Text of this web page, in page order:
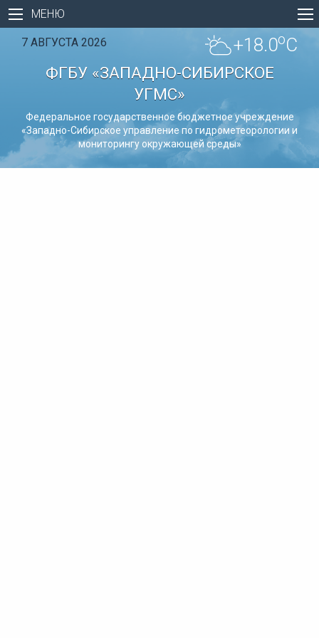
МЕНЮ
7 АВГУСТА 2026 +18.0oC
ФГБУ «ЗАПАДНО-СИБИРСКОЕ
УГМС»
Федеральное государственное бюджетное учреждение
«Западно-Сибирское управление по гидрометеорологии и
мониторингу окружающей среды»